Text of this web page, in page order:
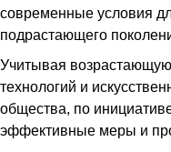
современные условия
подрастающего
Учитывая
технологий и
общества, по
эффективные меры и